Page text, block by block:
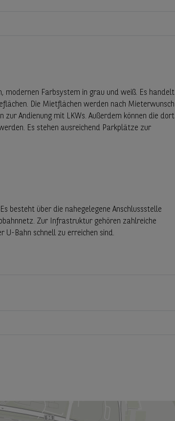
modernen Farbsystem in grau und weiß. Es handelt
Die Mietflächen werden nach Mieterwunsch
zur Andienung mit LKWs. Außerdem können die dort
Es stehen ausreichend Parkplätze zur
besteht über die nahegelegene Anschlussstelle
Zur Infrastruktur gehören zahlreiche
U-Bahn schnell zu erreichen sind.